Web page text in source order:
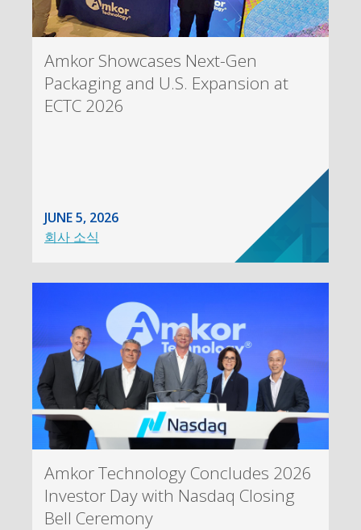
Amkor Showcases Next-Gen
Packaging and U.S. Expansion at
ECTC 2026
JUNE 5, 2026
회사 소식
Amkor Technology Concludes 2026
Investor Day with Nasdaq Closing
Bell Ceremony